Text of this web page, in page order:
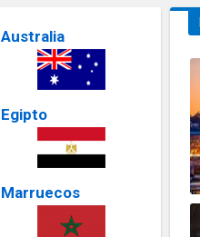
Australia
Egipto
Marruecos